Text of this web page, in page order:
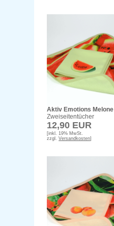
Aktiv Emotions Melone
Zweiseitentücher
12,90 EUR
[inkl. 19% MwSt.
zzgl.Versandkosten]